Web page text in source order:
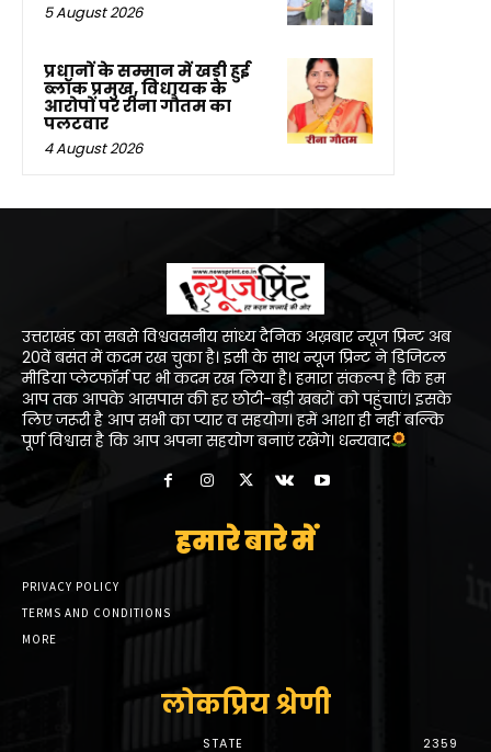
5 August 2026
प्रधानों के सम्मान में खड़ी हुई
ब्लॉक प्रमुख, विधायक के
आरोपों पर रीना गौतम का
पलटवार
4 August 2026
उत्तराखंड का सबसे विश्ववसनीय सांध्य दैनिक अख़बार न्यूज प्रिन्ट अब
20वें बसंत में कदम रख चुका है। इसी के साथ न्यूज प्रिन्ट ने डिजिटल
मीडिया प्लेटफॉर्म पर भी कदम रख लिया है। हमारा संकल्प है कि हम
आप तक आपके आसपास की हर छोटी-बड़ी खबरों को पहुंचाएं। इसके
लिए जरूरी है आप सभी का प्यार व सहयोग। हमें आशा ही नहीं बल्कि
पूर्ण विश्वास है कि आप अपना सहयोग बनाएं रखेंगे। धन्यवाद
हमारे बारे में
PRIVACY POLICY
TERMS AND CONDITIONS
MORE
लोकप्रिय श्रेणी
STATE 2359